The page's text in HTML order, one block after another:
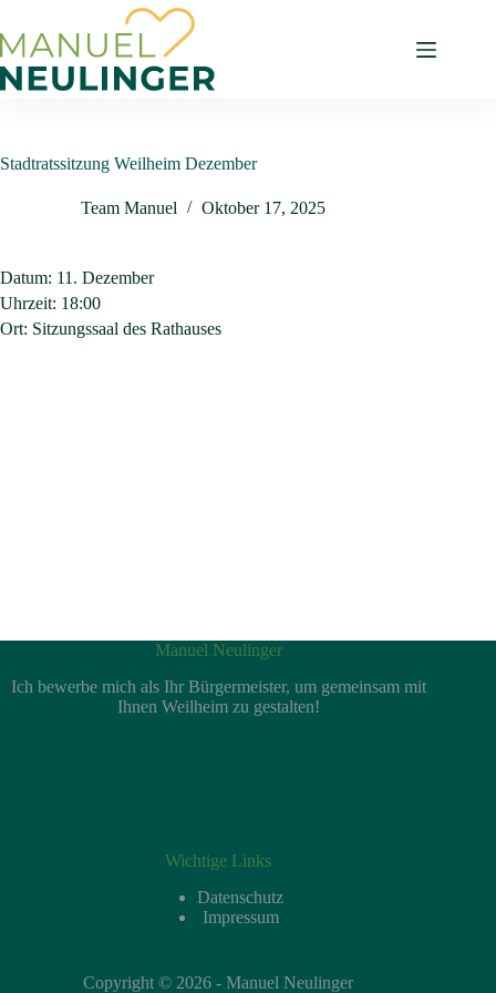
Stadtratssitzung Weilheim Dezember
Team Manuel Oktober 17, 2025
Datum: 11. Dezember
Uhrzeit: 18:00
Ort: Sitzungssaal des Rathauses
Manuel Neulinger
Ich bewerbe mich als Ihr Bürgermeister, um gemeinsam mit
Ihnen Weilheim zu gestalten!
Wichtige Links
Datenschutz
Impressum
Copyright © 2026 - Manuel Neulinger